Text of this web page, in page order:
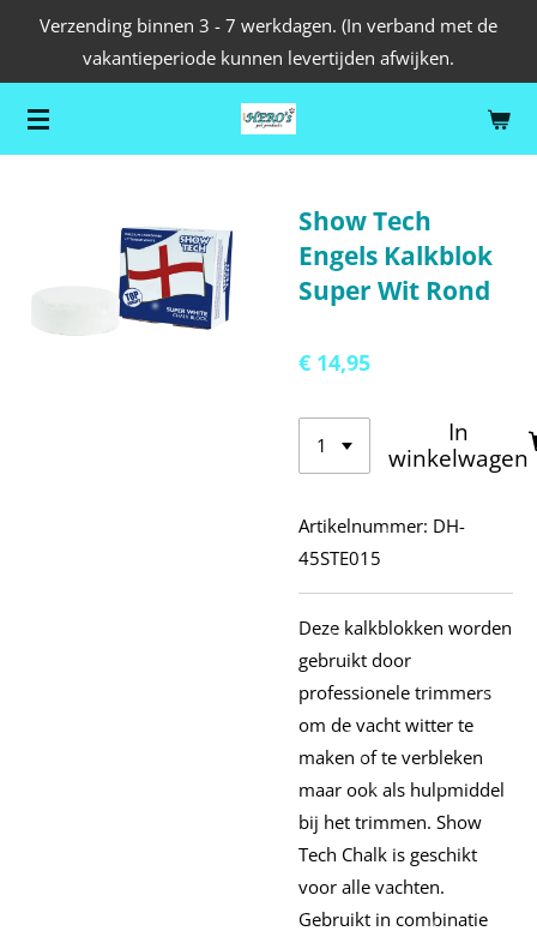
de
hoofdinhoud
Verzending binnen 3 - 7 werkdagen. (In verband met de
vakantieperiode kunnen levertijden afwijken.
Show Tech
Engels Kalkblok
Super Wit Rond
€ 14,95
In
winkelwagen
Artikelnummer: DH-
45STE015
Deze kalkblokken worden
gebruikt door
professionele trimmers
om de vacht witter te
maken of te verbleken
maar ook als hulpmiddel
bij het trimmen. Show
Tech Chalk is geschikt
voor alle vachten.
Gebruikt in combinatie